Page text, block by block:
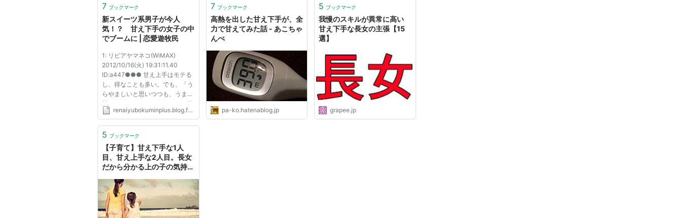
7 ブックマーク
新スイーツ系男子が今人
気！？ 甘え下手の女子の中
でブームに | 恋愛遊牧民
1: リビアヤマネコ(WiMAX)
2012/10/16(火) 19:31:11.40
ID:a447●●● 甘え上手はモテる
し、得なことも多い。でも、「う
らやましいと思いつつも、うまく
甘えることができない」という甘
え下手な女子たち。 仕事もプラ
どうやって甘えていいのかわから
そんな彼女...
renaiyubokuminplus.blog.fc2.com
7 ブックマーク
高熱を出した甘え下手が、全
力で甘えてみた話 - あこちゃ
んぺ
pa-ko.hatenablog.jp
5 ブックマーク
我慢のスキルが異常に高い
甘え下手な長女の主張【15
選】
grapee.jp
5 ブックマーク
【子育て】甘え下手な1人
目、甘え上手な2人目。長女
だから分かる上の子の気持